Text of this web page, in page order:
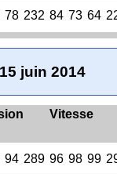
78 232 84 73 64
juin 2014
Vitesse
94 289 96 98 99